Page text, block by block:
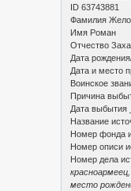
ID 63743881
Фамилия
Имя Роман
Отчество
Дата
Дата и место
Воинское
Причина
Дата выбытия
Название
Номер фонда
Номер описи
Номер дела
место